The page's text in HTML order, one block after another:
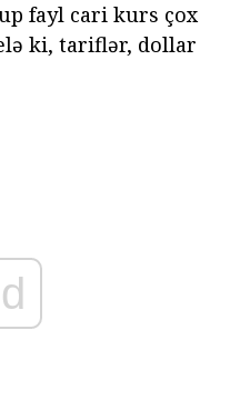
fayl cari kurs çox
ki, tariflər, dollar